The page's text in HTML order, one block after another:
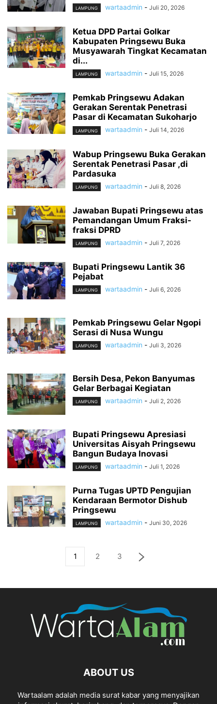
LAMPUNG wartaadmin - Juli 20, 2026
Ketua DPD Partai Golkar
Kabupaten Pringsewu Buka
Musyawarah Tingkat Kecamatan
di...
LAMPUNG wartaadmin - Juli 15, 2026
Pemkab Pringsewu Adakan
Gerakan Serentak Penetrasi
Pasar di Kecamatan Sukoharjo
LAMPUNG wartaadmin - Juli 14, 2026
Wabup Pringsewu Buka Gerakan
Serentak Penetrasi Pasar ,di
Pardasuka
LAMPUNG wartaadmin - Juli 8, 2026
Jawaban Bupati Pringsewu atas
Pemandangan Umum Fraksi-
fraksi DPRD
LAMPUNG wartaadmin - Juli 7, 2026
Bupati Pringsewu Lantik 36
Pejabat
LAMPUNG wartaadmin - Juli 6, 2026
Pemkab Pringsewu Gelar Ngopi
Serasi di Nusa Wungu
LAMPUNG wartaadmin - Juli 3, 2026
Bersih Desa, Pekon Banyumas
Gelar Berbagai Kegiatan
LAMPUNG wartaadmin - Juli 2, 2026
Bupati Pringsewu Apresiasi
Universitas Aisyah Pringsewu
Bangun Budaya Inovasi
LAMPUNG wartaadmin - Juli 1, 2026
Purna Tugas UPTD Pengujian
Kendaraan Bermotor Dishub
Pringsewu
LAMPUNG wartaadmin - Juni 30, 2026
1 2 3
ABOUT US
Wartaalam adalah media surat kabar yang menyajikan